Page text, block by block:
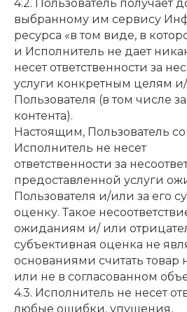
4.2. Пользователь получает
выбранному им сервису
ресурса «в том виде, в
и Исполнитель не дает
несет ответственности за
услуги конкретным целям
Пользователя (в том числе
контента).
Настоящим, Пользователь
Исполнитель не несет
ответственности за
предоставленной услуги
Пользователя и/или за его
оценку. Такое
ожиданиям и/ или
субъективная оценка не
основаниями считать товар
или не в согласованном
4.3. Исполнитель не несет
любые ошибки, упущения,